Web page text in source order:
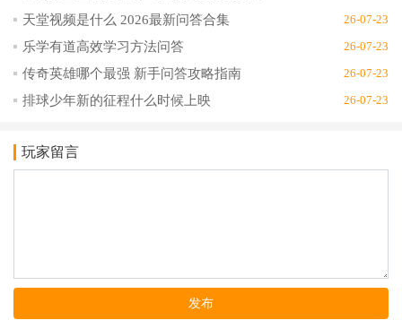
天堂视频是什么 2026最新问答合集 26-07-23
乐学有道高效学习方法问答 26-07-23
传奇英雄哪个最强 新手问答攻略指南 26-07-23
排球少年新的征程什么时候上映 26-07-23
玩家留言
发布